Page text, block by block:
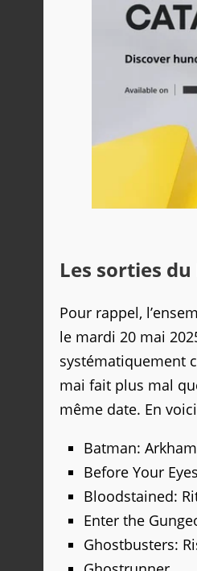
Les sorties
Pour rappel,
le mardi 20 mai
systématiquement
mai fait plus mal
même date. En
Batman:
Before Your Eyes
Bloodstained:
Enter the
Ghostbusters: